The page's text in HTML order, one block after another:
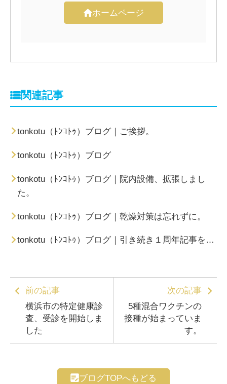
ホームページ
関連記事
tonkotu（ﾄﾝｺﾄｩ）ブログ｜ご挨拶。
tonkotu（ﾄﾝｺﾄｩ）ブログ
tonkotu（ﾄﾝｺﾄｩ）ブログ｜院内設備、拡張しまし
た。
tonkotu（ﾄﾝｺﾄｩ）ブログ｜乾燥対策は忘れずに。
tonkotu（ﾄﾝｺﾄｩ）ブログ｜引き続き１周年記事を…
前の記事
横浜市の特定健康診
査、受診を開始しま
した
次の記事
5種混合ワクチンの
接種が始まっていま
す。
ブログTOPへもどる